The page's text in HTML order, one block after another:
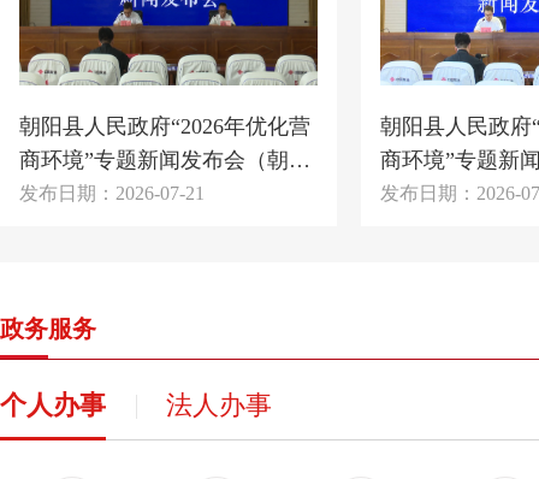
朝阳县人民政府“2026年优化营
商环境”专题新闻发布会（朝阳
县数据局）
发布日期：2026-07-21
朝阳县人民政府
商环境”专题新
县市场监督管理
发布日期：2026-
政务服务
个人办事 法人办事